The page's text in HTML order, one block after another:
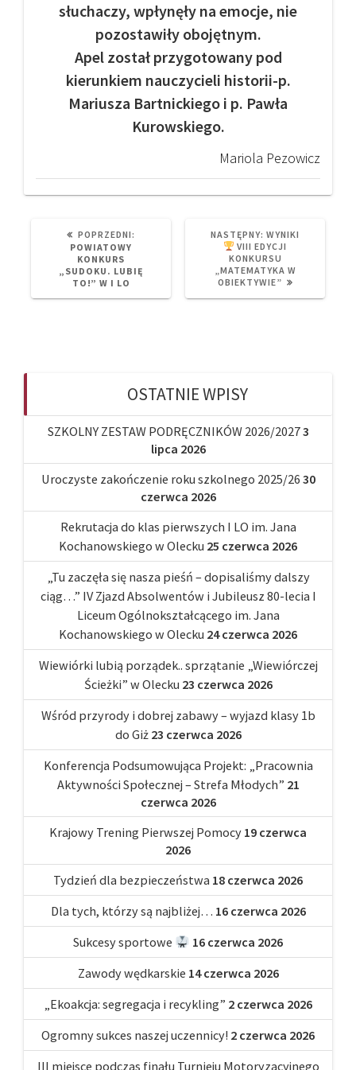
słuchaczy, wpłynęły na emocje, nie
pozostawiły obojętnym.
Apel został przygotowany pod
kierunkiem nauczycieli historii-p.
Mariusza Bartnickiego i p. Pawła
Kurowskiego.
Mariola Pezowicz
POPRZEDNI:
POWIATOWY
KONKURS
„SUDOKU. LUBIĘ
TO!” W I LO
NASTĘPNY: NEXT
POST:
WYNIKI
VIII EDYCJI
KONKURSU
„MATEMATYKA W
OBIEKTYWIE”
OSTATNIE WPISY
SZKOLNY ZESTAW PODRĘCZNIKÓW 2026/20273
lipca 2026
Uroczyste zakończenie roku szkolnego 2025/26 30
czerwca 2026
Rekrutacja do klas pierwszych I LO im. Jana
Kochanowskiego w Olecku 25 czerwca 2026
„Tu zaczęła się nasza pieśń – dopisaliśmy dalszy
ciąg…” IV Zjazd Absolwentów i Jubileusz 80-lecia I
Liceum Ogólnokształcącego im. Jana
Kochanowskiego w Olecku 24 czerwca 2026
Wiewiórki lubią porządek.. sprzątanie „Wiewiórczej
Ścieżki” w Olecku 23 czerwca 2026
Wśród przyrody i dobrej zabawy – wyjazd klasy 1b
do Giż 23 czerwca 2026
Konferencja Podsumowująca Projekt: „Pracownia
Aktywności Społecznej – Strefa Młodych” 21
czerwca 2026
Krajowy Trening Pierwszej Pomocy 19 czerwca
2026
Tydzień dla bezpieczeństwa 18 czerwca 2026
Dla tych, którzy są najbliżej… 16 czerwca 2026
Sukcesy sportowe
16 czerwca 2026
Zawody wędkarskie 14 czerwca 2026
„Ekoakcja: segregacja i recykling” 2 czerwca 2026
Ogromny sukces naszej uczennicy! 2 czerwca 2026
III miejsce podczas finału Turnieju Motoryzacyjnego